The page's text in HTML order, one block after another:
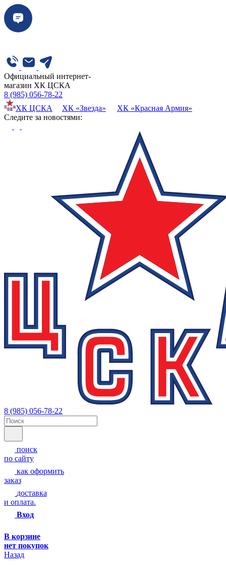
Официальный интернет-
магазин ХК ЦСКА
8 (985) 056-78-22
ХК ЦСКА
ХК «Звезда»
ХК «Красная Армия»
Cледите за новостями:
8 (985) 056-78-22
поиск
по сайту
как оформить
заказ
доставка
и оплата.
Вход
В корзине
нет покупок
Назад